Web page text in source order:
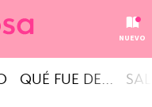
NUEVO
QUÉ FUE DE...